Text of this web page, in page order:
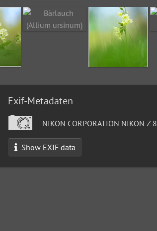
Exif-Metadaten
NIKON CORPORATION NIKON Z 8
Show EXIF data